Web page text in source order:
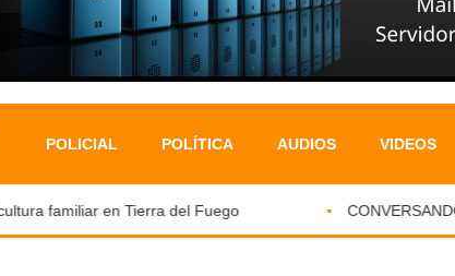
POLICIAL POLÍTICA AUDIOS VIDEOS
familiar en Tierra del Fuego CONVERSANDO